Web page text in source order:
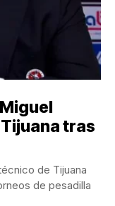
tras
de Tijuana
de pesadilla